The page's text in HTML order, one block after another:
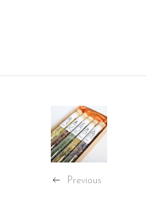
Previous